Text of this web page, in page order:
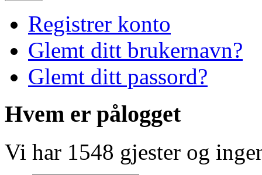
Registrer konto
Glemt ditt brukernavn?
Glemt ditt passord?
Hvem er pålogget
Vi har 1548 gjester og